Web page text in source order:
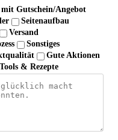
Gutschein/Angebot
Seitenaufbau
Versand
Sonstiges
Gute Aktionen
& Rezepte